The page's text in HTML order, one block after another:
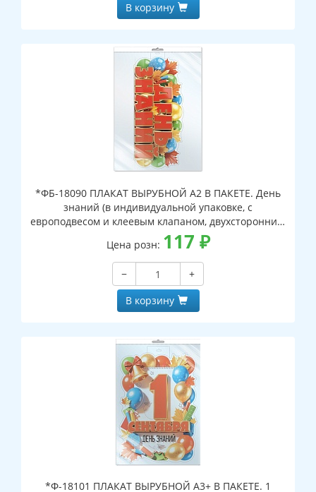
В корзину
*ФБ-18090 ПЛАКАТ ВЫРУБНОЙ А2 В ПАКЕТЕ. День
знаний (в индивидуальной упаковке, с
европодвесом и клеевым клапаном, двухсторонний,
ВД-лак)
Цена розн: 117 ₽
−
+
В корзину
*Ф-18101 ПЛАКАТ ВЫРУБНОЙ А3+ В ПАКЕТЕ. 1